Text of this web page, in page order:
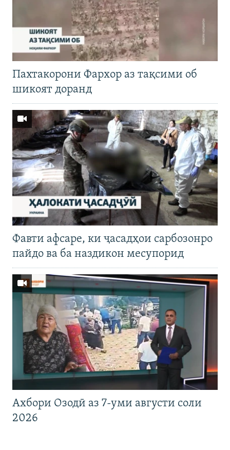
Пахтакорони Фархор аз тақсими об
шикоят доранд
Фавти афсаре, ки ҷасадҳои сарбозонро
пайдо ва ба наздикон месупорид
Ахбори Озодӣ аз 7-уми августи соли
2026